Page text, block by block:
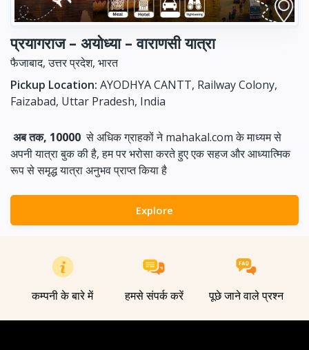
प्रयागराज – अयोध्या – वाराणसी यात्रा
फैजाबाद, उत्तर प्रदेश, भारत
Pickup Location: AYODHYA CANTT, Railway Colony,
Faizabad, Uttar Pradesh, India
अब तक, 10000 से अधिक ग्राहकों ने mahakal.com के माध्यम से
अपनी यात्रा बुक की है, हम पर भरोसा करते हुए एक सहज और आध्यात्मिक
रूप से समृद्ध यात्रा अनुभव प्राप्त किया है
Explore
कम्पनी के बारे में हमसे संपर्क करें पूछे जाने वाले प्रश्न